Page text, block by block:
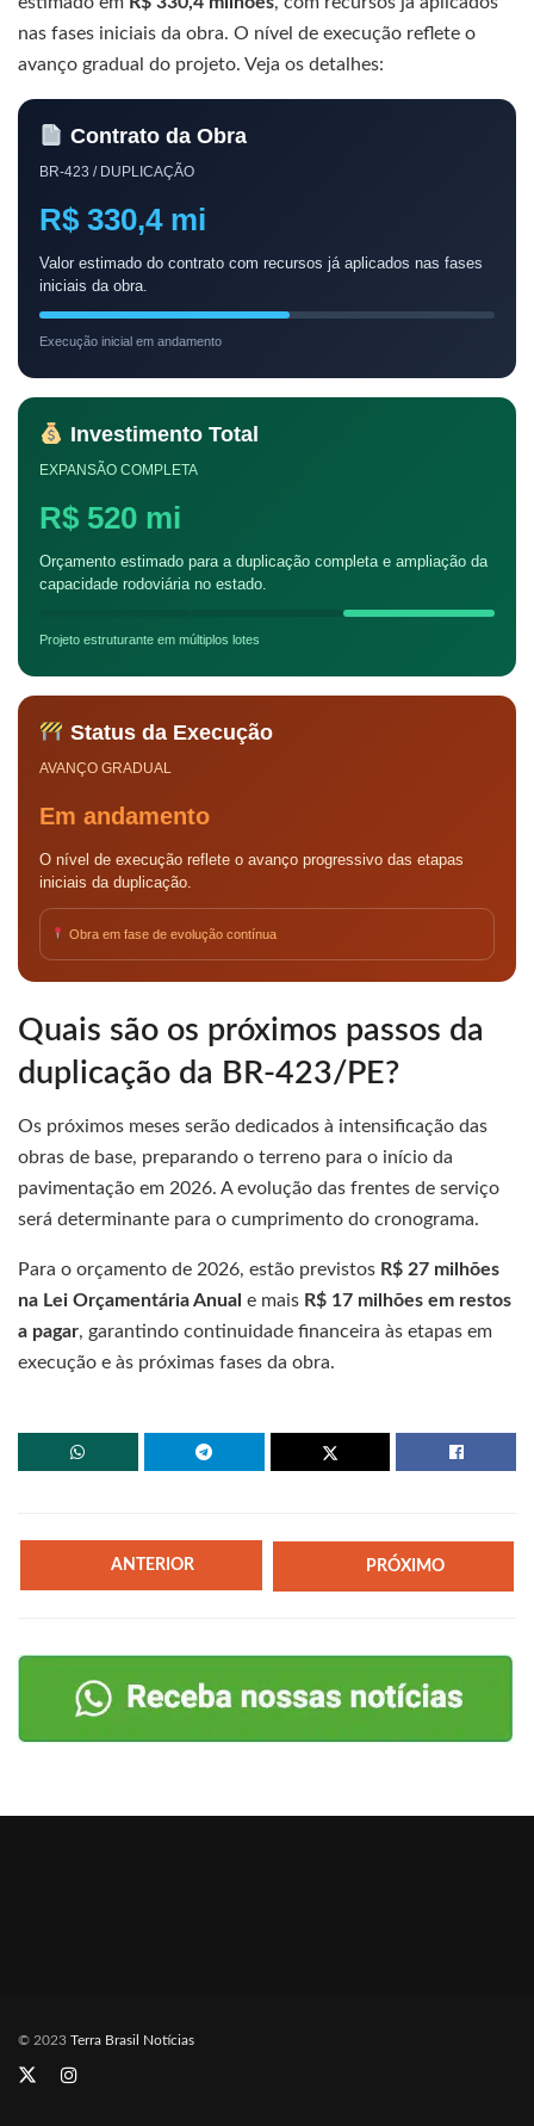
nas fases iniciais da obra. O nível de execução reflete o
avanço gradual do projeto. Veja os detalhes:
Contrato da Obra
BR-423 / DUPLICAÇÃO
R$ 330,4 mi
Valor estimado do contrato com recursos já aplicados nas fases
iniciais da obra.
Execução inicial em andamento
Investimento Total
EXPANSÃO COMPLETA
R$ 520 mi
Orçamento estimado para a duplicação completa e ampliação da
capacidade rodoviária no estado.
Projeto estruturante em múltiplos lotes
Status da Execução
AVANÇO GRADUAL
Em andamento
O nível de execução reflete o avanço progressivo das etapas
iniciais da duplicação.
Obra em fase de evolução contínua
Quais são os próximos passos da
duplicação da BR-423/PE?
Os próximos meses serão dedicados à intensificação das
obras de base, preparando o terreno para o início da
pavimentação em 2026. A evolução das frentes de serviço
será determinante para o cumprimento do cronograma.
Para o orçamento de 2026, estão previstos R$ 27 milhões
na Lei Orçamentária Anual e mais R$ 17 milhões em restos
a pagar, garantindo continuidade financeira às etapas em
execução e às próximas fases da obra.
ANTERIOR PRÓXIMO
© 2023 Terra Brasil Notícias